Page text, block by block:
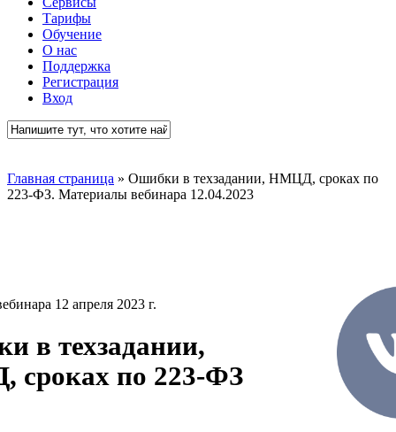
Тарифы
Обучение
О нас
Поддержка
Регистрация
Вход
Главная страница » Ошибки в техзадании, НМЦД, сроках по
223-ФЗ. Материалы вебинара 12.04.2023
12 апреля 2023 г.
в техзадании,
по 223-ФЗ